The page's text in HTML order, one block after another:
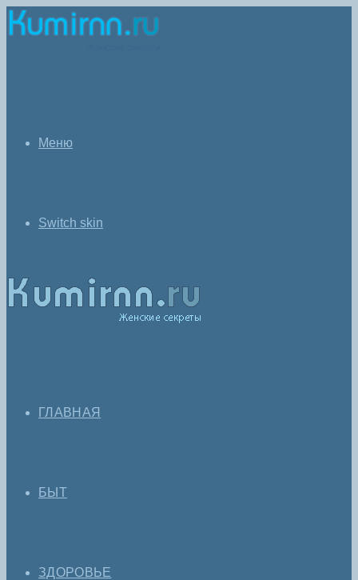
Меню
Switch skin
ГЛАВНАЯ
БЫТ
ЗДОРОВЬЕ